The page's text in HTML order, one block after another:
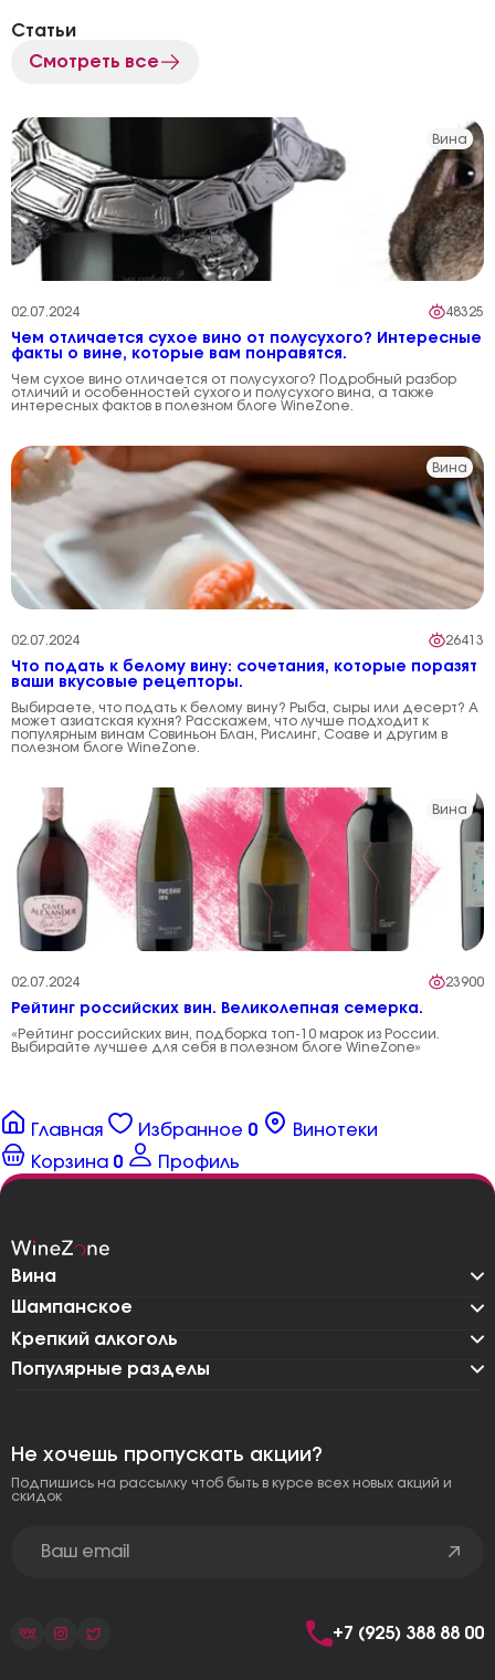
Статьи
Смотреть все
Вина
02.07.2024 48325
Чем отличается сухое вино от полусухого? Интересные
факты о вине, которые вам понравятся.
Чем сухое вино отличается от полусухого? Подробный разбор
отличий и особенностей сухого и полусухого вина, а также
интересных фактов в полезном блоге WineZone.
Вина
02.07.2024 26413
Что подать к белому вину: сочетания, которые поразят
ваши вкусовые рецепторы.
Выбираете, что подать к белому вину? Рыба, сыры или десерт? А
может азиатская кухня? Расскажем, что лучше подходит к
популярным винам Совиньон Блан, Рислинг, Соаве и другим в
полезном блоге WineZone.
Вина
02.07.2024 23900
Рейтинг российских вин. Великолепная семерка.
«Рейтинг российских вин, подборка топ-10 марок из России.
Выбирайте лучшее для себя в полезном блоге WineZone»
Главная Избранное 0
Винотеки
Корзина 0 Профиль
Вина
Шампанское
Крепкий алкоголь
Популярные разделы
Не хочешь пропускать акции?
Подпишись на рассылку чтоб быть в курсе всех новых акций и
скидок
+7 (925) 388 88 00